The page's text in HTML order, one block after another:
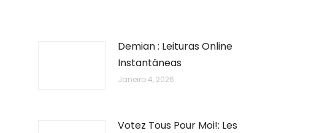
Demian : Leituras Online
Instantâneas
Janeiro 4, 2026
Votez Tous Pour Moi!: Les